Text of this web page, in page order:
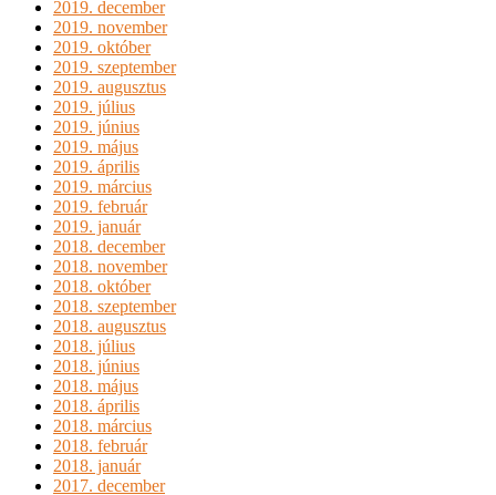
2019. december
2019. november
2019. október
2019. szeptember
2019. augusztus
2019. július
2019. június
2019. május
2019. április
2019. március
2019. február
2019. január
2018. december
2018. november
2018. október
2018. szeptember
2018. augusztus
2018. július
2018. június
2018. május
2018. április
2018. március
2018. február
2018. január
2017. december